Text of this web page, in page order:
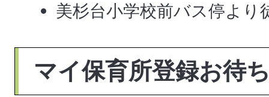
美杉台小学校前バス停より
マイ保育所登録お待